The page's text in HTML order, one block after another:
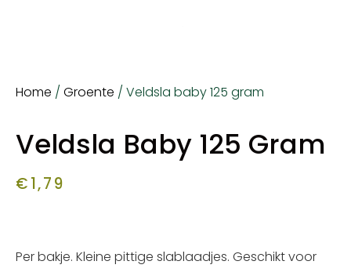
Home / Groente / Veldsla baby 125 gram
Veldsla Baby 125 Gram
€1,79
Per bakje. Kleine pittige slablaadjes. Geschikt voor